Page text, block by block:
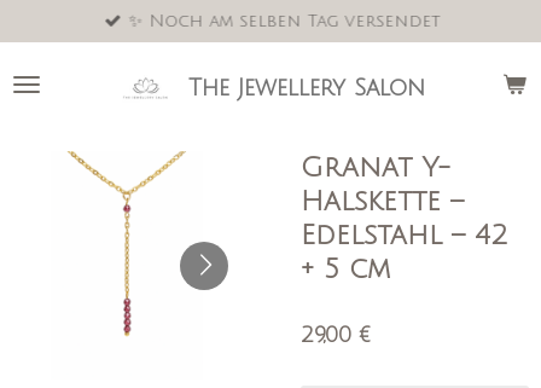
Hauptinhalt
springen
The Jewellery Salon
✨ Noch am selben Tag versendet
Granat Y-
Halskette –
Edelstahl – 42
+ 5 cm
29,00 €